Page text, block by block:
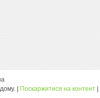
Дім Сад Город - інтернет магазин для фермера та агронома. Все для присадибної ділянки, саду та дому. | Поскаржитися на контент |